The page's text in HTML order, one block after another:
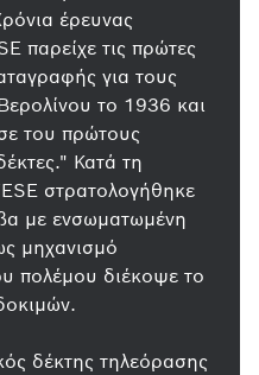
έρευνας
παρείχε τις πρώτες
για τους
το 1936 και
του πρώτους
Κατά τη
στρατολογήθηκε
με ενσωματωμένη
μηχανισμό
πολέμου διέκοψε το
δέκτης τηλεόρασης